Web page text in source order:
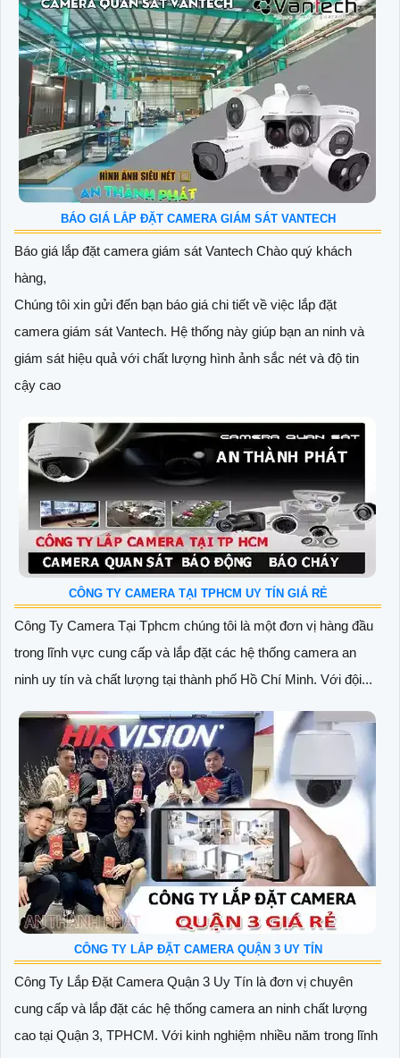
BÁO GIÁ LẮP ĐẶT CAMERA GIÁM SÁT VANTECH
Báo giá lắp đặt camera giám sát Vantech Chào quý khách
hàng,
Chúng tôi xin gửi đến bạn báo giá chi tiết về việc lắp đặt
camera giám sát Vantech. Hệ thống này giúp bạn an ninh và
giám sát hiệu quả với chất lượng hình ảnh sắc nét và độ tin
cậy cao
CÔNG TY CAMERA TẠI TPHCM UY TÍN GIÁ RẺ
Công Ty Camera Tại Tphcm chúng tôi là một đơn vị hàng đầu
trong lĩnh vực cung cấp và lắp đặt các hệ thống camera an
ninh uy tín và chất lượng tại thành phố Hồ Chí Minh. Với đội...
CÔNG TY LẮP ĐẶT CAMERA QUẬN 3 UY TÍN
Công Ty Lắp Đặt Camera Quận 3 Uy Tín là đơn vị chuyên
cung cấp và lắp đặt các hệ thống camera an ninh chất lượng
cao tại Quận 3, TPHCM. Với kinh nghiệm nhiều năm trong lĩnh